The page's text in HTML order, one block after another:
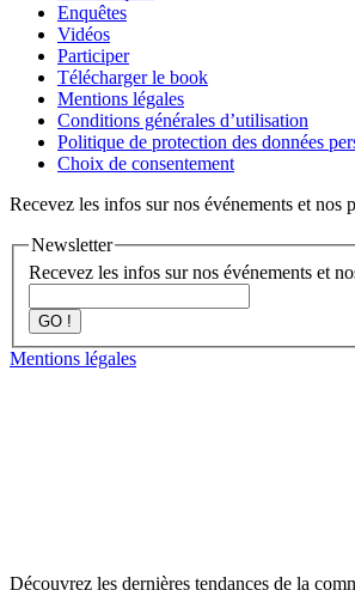
Enquêtes
Vidéos
Participer
Télécharger le book
Mentions légales
Conditions générales d’utilisation
Politique de protection des données
Choix de consentement
Recevez les infos sur nos événements et nos
Newsletter
Recevez les infos sur nos événements et
GO !
Mentions légales
Découvrez les dernières tendances de la